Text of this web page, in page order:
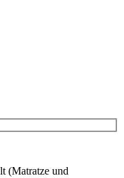
(Matratze und